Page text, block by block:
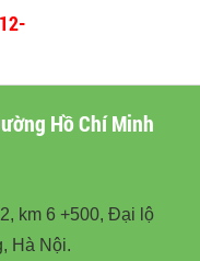
Hồ Chí Minh
km 6 +500, Đại lộ
Hà Nội.